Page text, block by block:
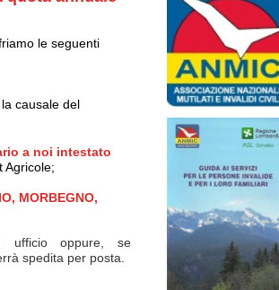
le seguenti
causale del
a noi intestato
Agricole;
MORBEGNO,
ufficio oppure, se
spedita per posta.